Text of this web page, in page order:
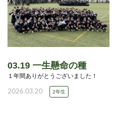
03.19 一生懸命の種
１年間ありがとうございました！
2026.03.20 2年生